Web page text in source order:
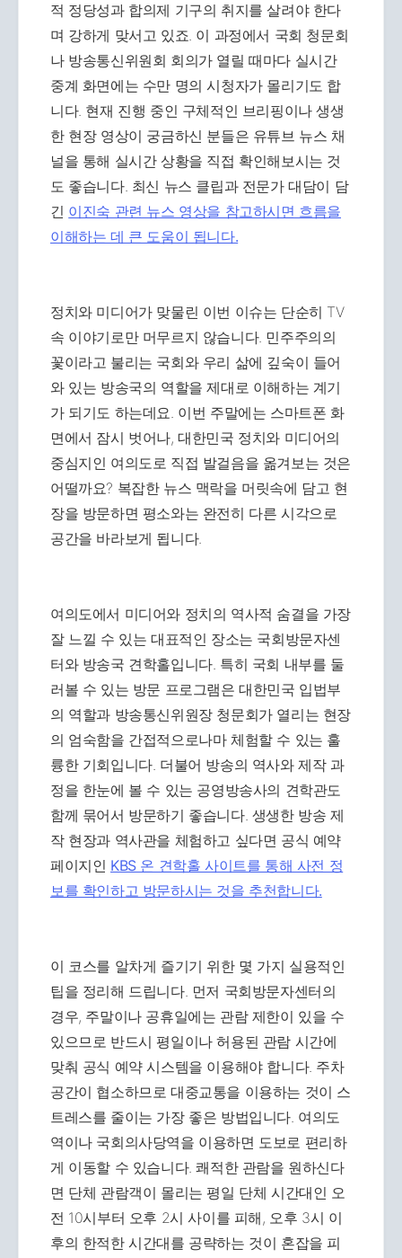
적 정당성과 합의제 기구의 취지를 살려야 한다
며 강하게 맞서고 있죠. 이 과정에서 국회 청문회
나 방송통신위원회 회의가 열릴 때마다 실시간
중계 화면에는 수만 명의 시청자가 몰리기도 합
니다. 현재 진행 중인 구체적인 브리핑이나 생생
한 현장 영상이 궁금하신 분들은 유튜브 뉴스 채
널을 통해 실시간 상황을 직접 확인해보시는 것
도 좋습니다. 최신 뉴스 클립과 전문가 대담이 담
긴 이진숙 관련 뉴스 영상을 참고하시면 흐름을
이해하는 데 큰 도움이 됩니다.
정치와 미디어가 맞물린 이번 이슈는 단순히 TV
속 이야기로만 머무르지 않습니다. 민주주의의
꽃이라고 불리는 국회와 우리 삶에 깊숙이 들어
와 있는 방송국의 역할을 제대로 이해하는 계기
가 되기도 하는데요. 이번 주말에는 스마트폰 화
면에서 잠시 벗어나, 대한민국 정치와 미디어의
중심지인 여의도로 직접 발걸음을 옮겨보는 것은
어떨까요? 복잡한 뉴스 맥락을 머릿속에 담고 현
장을 방문하면 평소와는 완전히 다른 시각으로
공간을 바라보게 됩니다.
여의도에서 미디어와 정치의 역사적 숨결을 가장
잘 느낄 수 있는 대표적인 장소는 국회방문자센
터와 방송국 견학홀입니다. 특히 국회 내부를 둘
러볼 수 있는 방문 프로그램은 대한민국 입법부
의 역할과 방송통신위원장 청문회가 열리는 현장
의 엄숙함을 간접적으로나마 체험할 수 있는 훌
륭한 기회입니다. 더불어 방송의 역사와 제작 과
정을 한눈에 볼 수 있는 공영방송사의 견학관도
함께 묶어서 방문하기 좋습니다. 생생한 방송 제
작 현장과 역사관을 체험하고 싶다면 공식 예약
페이지인 KBS 온 견학홀 사이트를 통해 사전 정
보를 확인하고 방문하시는 것을 추천합니다.
이 코스를 알차게 즐기기 위한 몇 가지 실용적인
팁을 정리해 드립니다. 먼저 국회방문자센터의
경우, 주말이나 공휴일에는 관람 제한이 있을 수
있으므로 반드시 평일이나 허용된 관람 시간에
맞춰 공식 예약 시스템을 이용해야 합니다. 주차
공간이 협소하므로 대중교통을 이용하는 것이 스
트레스를 줄이는 가장 좋은 방법입니다. 여의도
역이나 국회의사당역을 이용하면 도보로 편리하
게 이동할 수 있습니다. 쾌적한 관람을 원하신다
면 단체 관람객이 몰리는 평일 단체 시간대인 오
전 10시부터 오후 2시 사이를 피해, 오후 3시 이
후의 한적한 시간대를 공략하는 것이 혼잡을 피